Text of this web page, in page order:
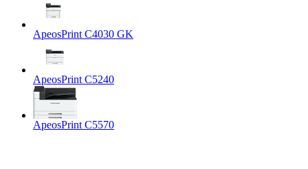
ApeosPrint C4030 GK
ApeosPrint C5240
ApeosPrint C5570